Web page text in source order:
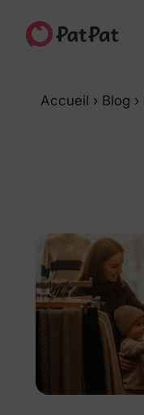
Accueil › Blog ›